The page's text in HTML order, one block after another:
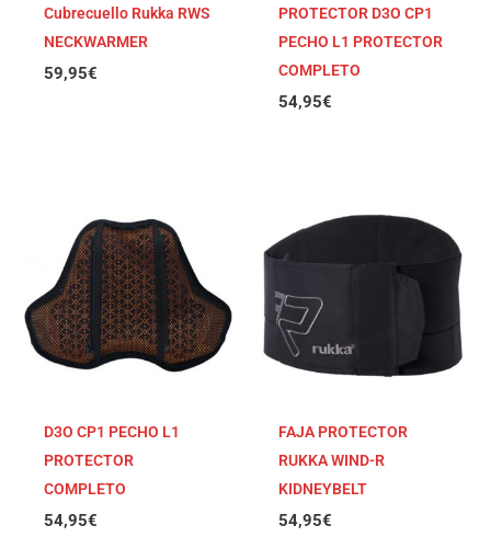
Cubrecuello Rukka RWS
NECKWARMER
59,95€
PROTECTOR D3O CP1
PECHO L1 PROTECTOR
COMPLETO
54,95€
D3O CP1 PECHO L1
PROTECTOR
COMPLETO
54,95€
FAJA PROTECTOR
RUKKA WIND-R
KIDNEYBELT
54,95€